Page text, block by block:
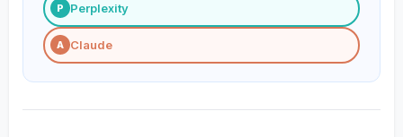
P Perplexity
A Claude